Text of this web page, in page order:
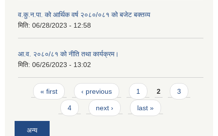
व.कु.न.पा. को आर्थिक वर्ष २०८०/०८१ को बजेट बक्तव्य
मिति: 06/28/2023 - 12:58
आ.व. २०८०/८१ को नीति तथा कार्यक्रम।
मिति: 06/26/2023 - 13:02
Pages
« first ‹ previous 1 2 3
4 next › last »
अन्य